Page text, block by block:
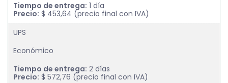
Tiempo de entrega: 1 día
Precio: $ 453,64 (precio final con IVA)
UPS
Económico
Tiempo de entrega: 2 días
Precio: $ 572,76 (precio final con IVA)